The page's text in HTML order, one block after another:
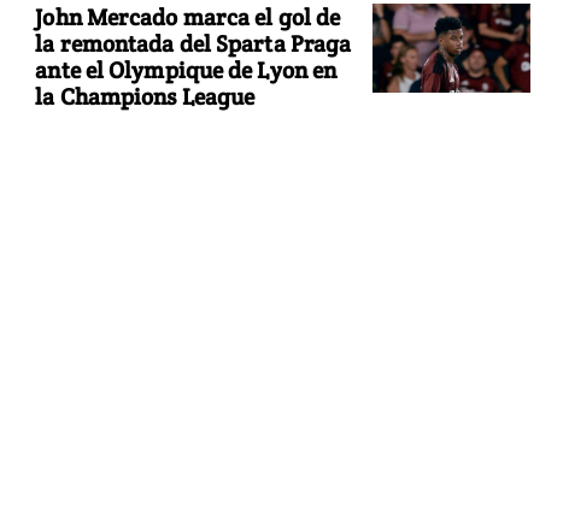
John Mercado marca el gol de
la remontada del Sparta Praga
ante el Olympique de Lyon en
la Champions League